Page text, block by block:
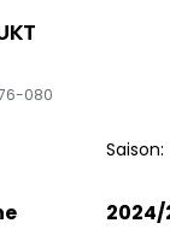
080
Saison:
2024/